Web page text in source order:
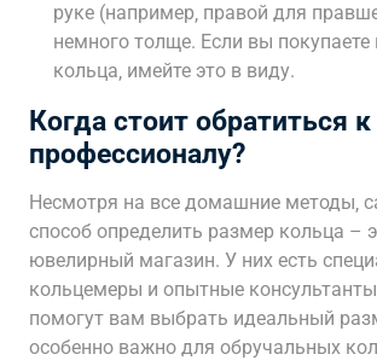
руке (например‚ правой для
немного толще. Если вы
кольца‚ имейте это в виду.
Когда стоит обратиться к
профессионалу?
Несмотря на все домашние методы‚
способ определить размер кольца –
ювелирный магазин. У них есть
кольцемеры и опытные
помогут вам выбрать идеальный
особенно важно для обручальных